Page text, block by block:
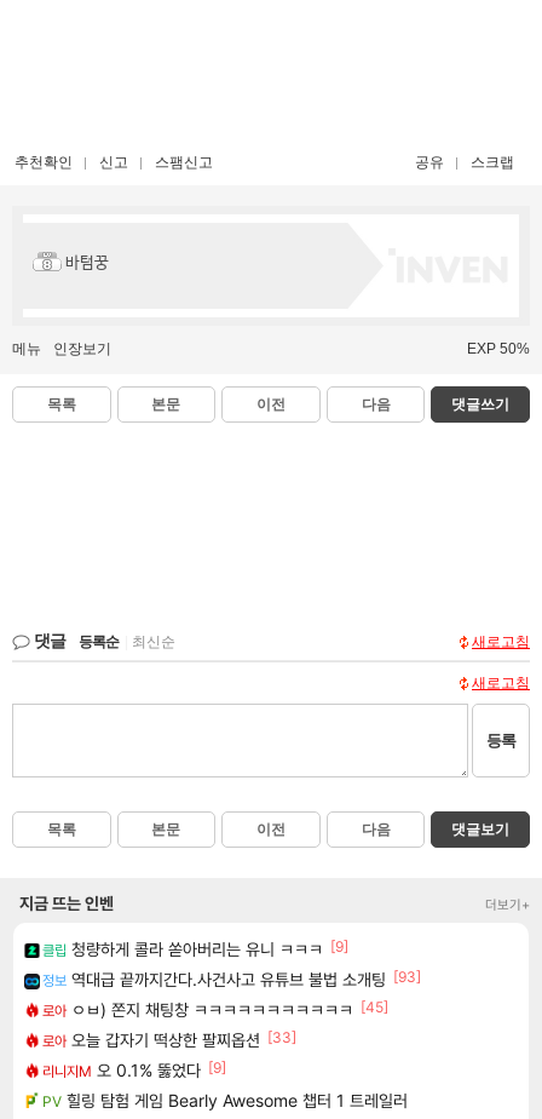
추천확인 신고 스팸신고 공유 스크랩
바텀꿍
메뉴 인장보기 EXP 50%
목록 본문 이전 다음 댓글쓰기
댓글 등록순 최신순 새로고침
새로고침
등록
목록 본문 이전 다음 댓글보기
지금 뜨는 인벤 더보기+
클립 청량하게 콜라 쏟아버리는 유니 ㅋㅋㅋ
[9]
정보 역대급 끝까지간다.사건사고 유튜브 불법 소개팅 [93]
로아 ㅇㅂ) 쫀지 채팅창 ㅋㅋㅋㅋㅋㅋㅋㅋㅋㅋㅋ
[45]
로아 오늘 갑자기 떡상한 팔찌옵션 [33]
리니지M 오 0.1% 뚫었다 [9]
PV 힐링 탐험 게임 Bearly Awesome 챕터 1 트레일러